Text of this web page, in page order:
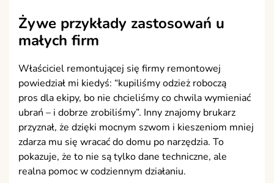
Żywe przykłady zastosowań u
małych firm
Właściciel remontującej się firmy remontowej
powiedział mi kiedyś: “kupiliśmy odzież roboczą
pros dla ekipy, bo nie chcieliśmy co chwila wymieniać
ubrań – i dobrze zrobiliśmy”. Inny znajomy brukarz
przyznał, że dzięki mocnym szwom i kieszeniom mniej
zdarza mu się wracać do domu po narzędzia. To
pokazuje, że to nie są tylko dane techniczne, ale
realna pomoc w codziennym działaniu.